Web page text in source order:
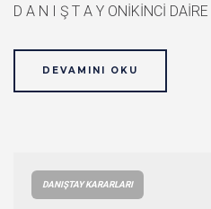
D A N I Ş T A Y ONİKİNCİ
DEVAMINI OKU
DANIŞTAY KARARLARI